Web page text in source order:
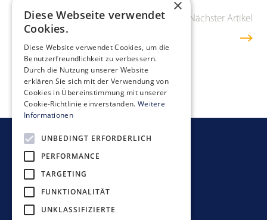
Vorheriger Artikel Übersicht Nächster Artikel
Newsletter bestellen
×
Diese Webseite verwendet
Cookies.
Diese Website verwendet Cookies, um die
Benutzerfreundlichkeit zu verbessern.
Durch die Nutzung unserer Website
erklären Sie sich mit der Verwendung von
Cookies in Übereinstimmung mit unserer
Cookie-Richtlinie einverstanden. Weitere
Informationen
UNBEDINGT ERFORDERLICH
PERFORMANCE
TARGETING
FUNKTIONALITÄT
UNKLASSIFIZIERTE